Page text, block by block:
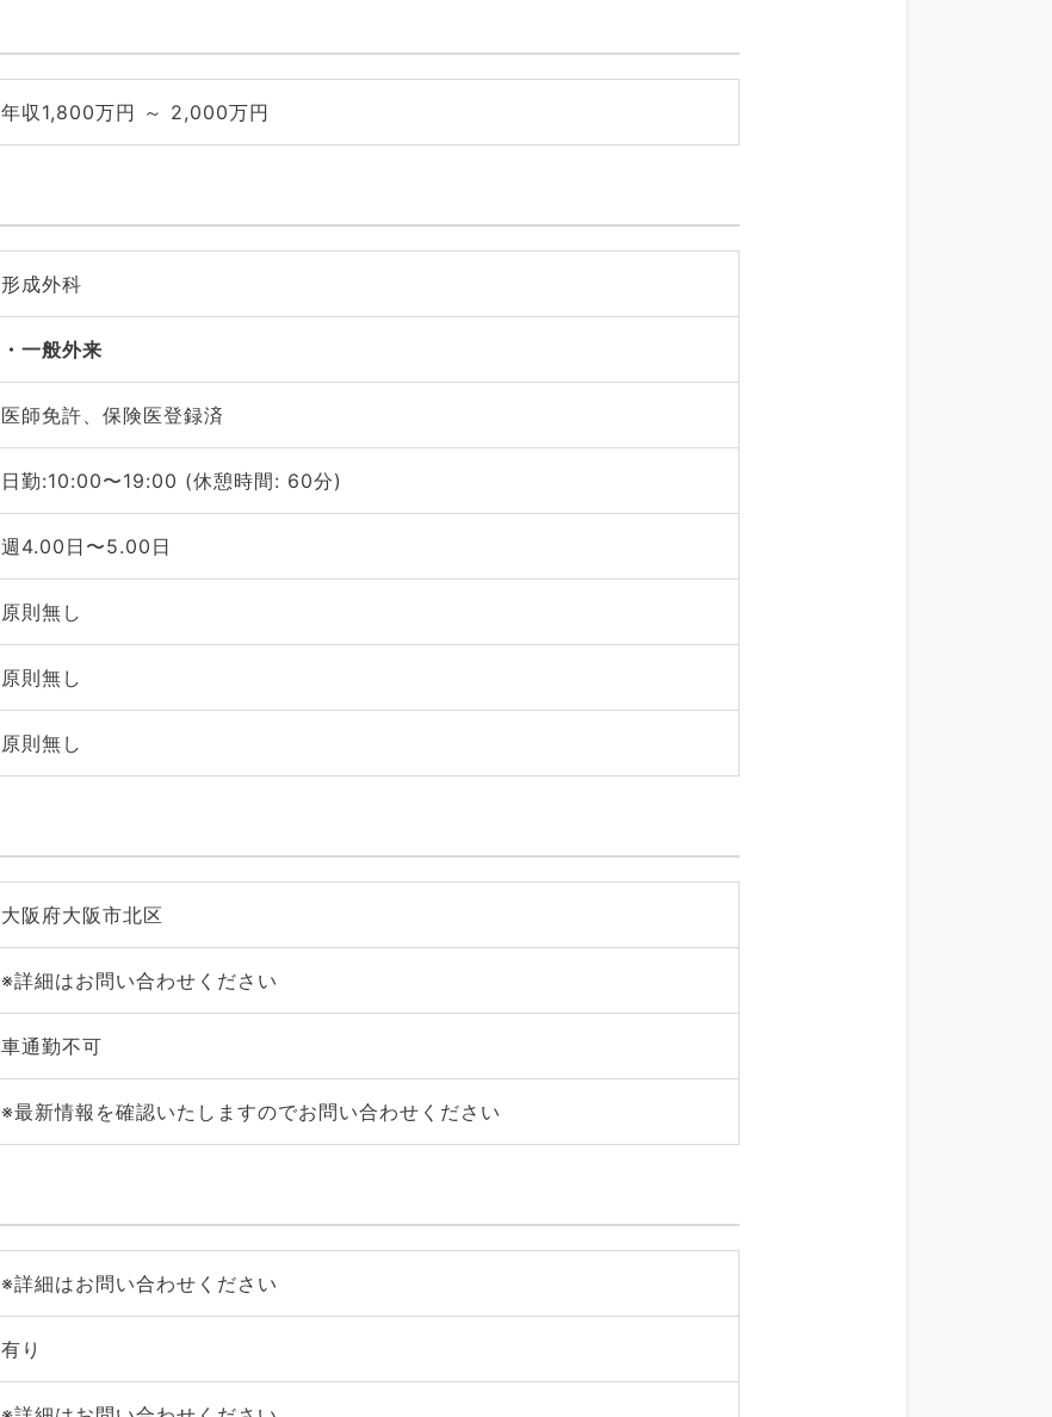
年収1,800万円 ～ 2,000万円
形成外科
一般外来
医師免許、保険医登録済
日勤:10:00〜19:00 (休憩時間: 60分)
週4.00日〜5.00日
原則無し
原則無し
原則無し
大阪府大阪市北区
※詳細はお問い合わせください
車通勤不可
※最新情報を確認いたしますのでお問い合わせください
※詳細はお問い合わせください
有り